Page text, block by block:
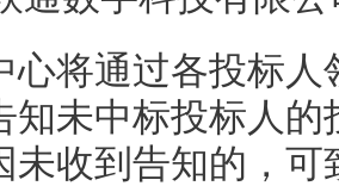
心将通过各投标
知未中标投标人
未收到告知的，